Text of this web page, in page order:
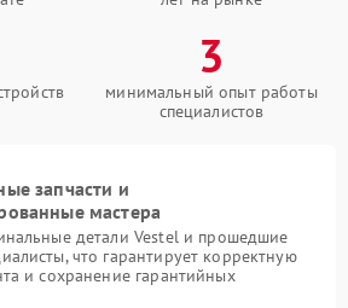
3
минимальный опыт работы
специалистов
запчасти и
мастера
детали Vestel и прошедшие
что гарантирует корректную
и сохранение гарантийных